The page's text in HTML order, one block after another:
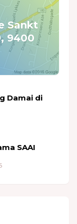
Sankt
9400
Damai di
SAAI